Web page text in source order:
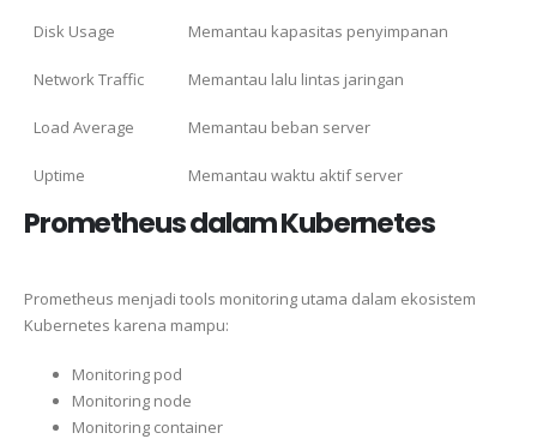
Disk Usage Memantau kapasitas penyimpanan
Network Traffic Memantau lalu lintas jaringan
Load Average Memantau beban server
Uptime Memantau waktu aktif server
Prometheus dalam Kubernetes
Prometheus menjadi tools monitoring utama dalam ekosistem
Kubernetes karena mampu:
Monitoring pod
Monitoring node
Monitoring container